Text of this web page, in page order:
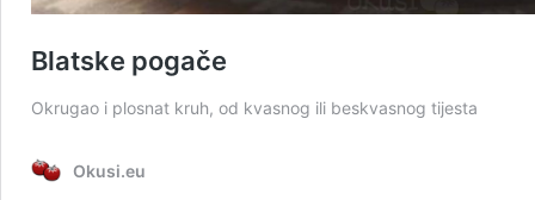
Blatske pogače
Okrugao i plosnat kruh, od kvasnog ili beskvasnog tijesta
Okusi.eu